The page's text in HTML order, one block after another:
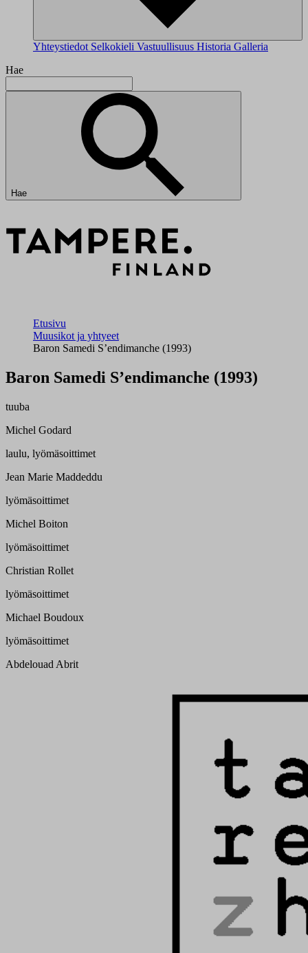
Yhteystiedot Selkokieli Vastuullisuus Historia Galleria
Hae
Hae
Etusivu
Muusikot ja yhtyeet
Baron Samedi S’endimanche (1993)
Baron Samedi S’endimanche (1993)
tuuba
Michel Godard
laulu, lyömäsoittimet
Jean Marie Maddeddu
lyömäsoittimet
Michel Boiton
lyömäsoittimet
Christian Rollet
lyömäsoittimet
Michael Boudoux
lyömäsoittimet
Abdelouad Abrit